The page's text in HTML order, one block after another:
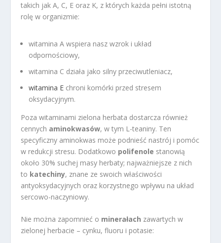
takich jak A, C, E oraz K, z których każda pełni istotną
rolę w organizmie:
witamina A wspiera nasz wzrok i układ
odpornościowy,
witamina C działa jako silny przeciwutleniacz,
witamina E chroni komórki przed stresem
oksydacyjnym.
Poza witaminami zielona herbata dostarcza również
cennych aminokwasów, w tym L-teaniny. Ten
specyficzny aminokwas może podnieść nastrój i pomóc
w redukcji stresu. Dodatkowo polifenole stanowią
około 30% suchej masy herbaty; najważniejsze z nich
to katechiny, znane ze swoich właściwości
antyoksydacyjnych oraz korzystnego wpływu na układ
sercowo-naczyniowy.
Nie można zapomnieć o minerałach zawartych w
zielonej herbacie – cynku, fluoru i potasie: